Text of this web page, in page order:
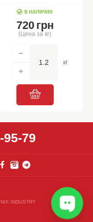
в наличии
720 грн
(Цена за кг)
кг
95-79
INDUSTRY
СОЗДАНИЕ
ИНТЕРНЕТ
МАГАЗИНА